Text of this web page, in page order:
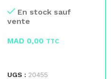
En stock sauf
vente
MAD 0,00 TTC
UGS : 20455